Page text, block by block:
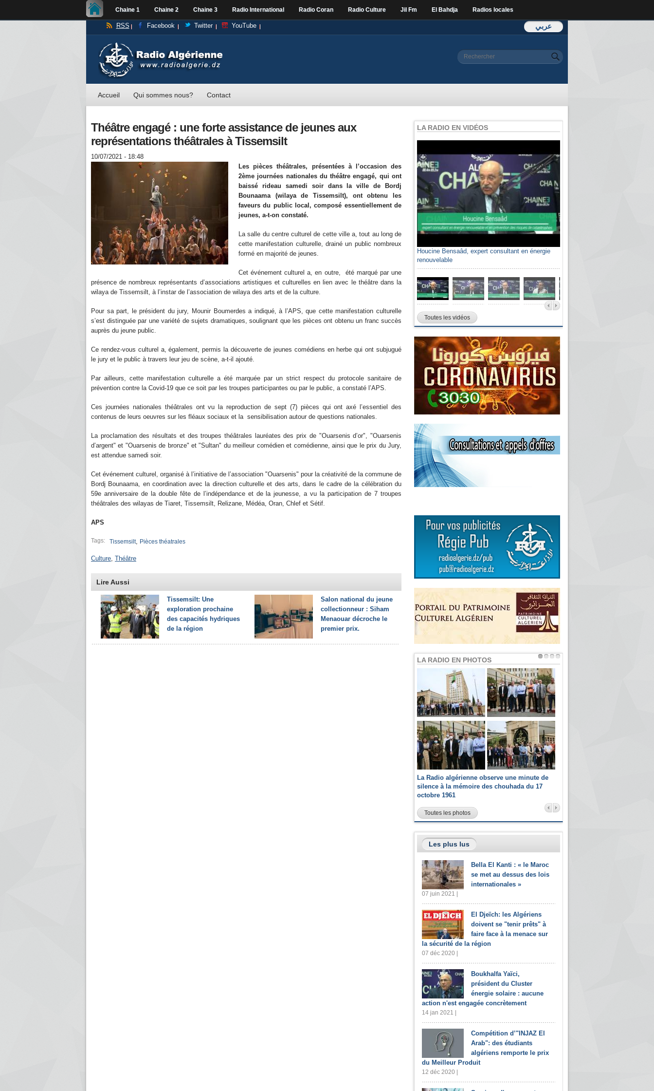
Chaine 1 Chaine 2 Chaine 3 Radio International Radio Coran Radio Culture Jil Fm El Bahdja Radios locales
عربي RSS Facebook Twitter YouTube
Formulaire de
Rechercher
Accueil Qui sommes nous? Contact
Théâtre engagé : une forte assistance de jeunes aux
représentations théâtrales à Tissemsilt
10/07/2021 - 18:48
Les pièces théâtrales, présentées à l’occasion des
2ème journées nationales du théâtre engagé, qui ont
baissé rideau samedi soir dans la ville de Bordj
Bounaama (wilaya de Tissemsilt), ont obtenu les
faveurs du public local, composé essentiellement de
jeunes, a-t-on constaté.
La salle du centre culturel de cette ville a, tout au long de
cette manifestation culturelle, drainé un public nombreux
formé en majorité de jeunes.
Cet événement culturel a, en outre, été marqué par une
présence de nombreux représentants d’associations artistiques et culturelles en lien avec le théâtre dans la
wilaya de Tissemsilt, à l’instar de l’association de wilaya des arts et de la culture.
Pour sa part, le président du jury, Mounir Boumerdes a indiqué, à l’APS, que cette manifestation culturelle
s’est distinguée par une variété de sujets dramatiques, soulignant que les pièces ont obtenu un franc succès
auprès du jeune public.
Ce rendez-vous culturel a, également, permis la découverte de jeunes comédiens en herbe qui ont subjugué
le jury et le public à travers leur jeu de scène, a-t-il ajouté.
Par ailleurs, cette manifestation culturelle a été marquée par un strict respect du protocole sanitaire de
prévention contre la Covid-19 que ce soit par les troupes participantes ou par le public, a constaté l’APS.
Ces journées nationales théâtrales ont vu la reproduction de sept (7) pièces qui ont axé l’essentiel des
contenus de leurs oeuvres sur les fléaux sociaux et la sensibilisation autour de questions nationales.
La proclamation des résultats et des troupes théâtrales lauréates des prix de "Ouarsenis d’or", "Ouarsenis
d’argent" et "Ouarsenis de bronze" et "Sultan" du meilleur comédien et comédienne, ainsi que le prix du Jury,
est attendue samedi soir.
Cet événement culturel, organisé à l’initiative de l’association "Ouarsenis" pour la créativité de la commune de
Bordj Bounaama, en coordination avec la direction culturelle et des arts, dans le cadre de la célébration du
59e anniversaire de la double fête de l’indépendance et de la jeunesse, a vu la participation de 7 troupes
théâtrales des wilayas de Tiaret, Tissemsilt, Relizane, Médéa, Oran, Chlef et Sétif.
APS
Tags: Tissemsilt, Pièces théatrales
Culture, Théâtre
Lire Aussi
Tissemsilt: Une
exploration prochaine
des capacités hydriques
de la région
Salon national du jeune
collectionneur : Siham
Menaouar décroche le
premier prix.
LA RADIO EN VIDÉOS
Houcine Bensaâd, expert consultant en énergie
renouvelable
Toutes les vidéos
LA RADIO EN PHOTOS
La Radio algérienne observe une minute de
silence à la mémoire des chouhada du 17
octobre 1961
Toutes les photos
Les plus lus
Bella El Kanti : « le Maroc
se met au dessus des lois
internationales »
07 juin 2021 |
El Djeïch: les Algériens
doivent se "tenir prêts" à
faire face à la menace sur
la sécurité de la région
07 déc 2020 |
Boukhalfa Yaïci,
président du Cluster
énergie solaire : aucune
action n'est engagée concrètement
14 jan 2021 |
Compétition d’"INJAZ El
Arab": des étudiants
algériens remporte le prix
du Meilleur Produit
12 déc 2020 |